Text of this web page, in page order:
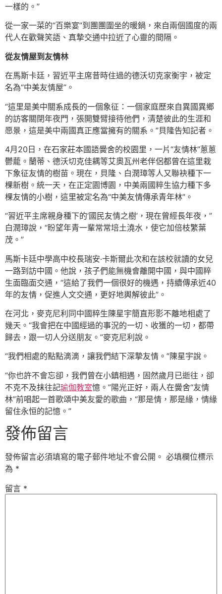
一樣的。”
從一家一菜的“百樂宴”到團團圍坐的暖鍋，來自兩個國度的兩
代人在歡聲笑語、真摯交通中拉近了心靈的間隔。
從友情屋到友情林
在馬斯卡廷，習近平主席昔時住過的德沃切克家衡宇，被定
名為“中美友情屋”。
“這里是美中關系成長的一個象征：一個家庭歷來自異國異鄉
的訪客關閉年夜門，張開雙臂接待他們，清楚彼此的生涯和
愿景，這是美中兩國真正應當擁有的關系。”貝隆告知記者。
4月20日，在石家莊本國語黌舍的校園里，一片“友情林”蔥蔥
鬱蘢。蘭蒂、德沃切克佳耦等艾奧瓦州老伴侶都曾在這里栽
下象征友情的樹苗。現在，貝隆、白潤璋等人又聯袂種下一
棵新樹。統一天，在正定園博園，中美兩國粹生協力種下多
棵友情的小樹，這里被定名為“中美友情傳承青年林”。
“習近平主席親身種下的‘國民友情之樹’，現在曾經長年夜，”
白潤璋說，“盼望年青一輩常常培土澆水，使它加倍枝繁葉
茂。”
馬斯卡廷中學高中校長瑞安·卡斯爾此次和在該校就讀的女兒
一路到訪中國。他說，孩子們能無機會離開中國，與中國粹
生面臨面交通，“這給了我們一個很好的機遇，持續傳承近40
年的友情，促進人文交通，更好地輿解彼此”。
在河北，麥克尼利同中國粹生陳星宇簡直形影不離地相處了
幾天。“我會把在中國經過的事況的一切、收獲的一切，都帶
歸去，跟一切人分送朋友。”麥克尼利說。
“我們相處的點點滴滴，讓我們結下深摯友情。”陳星宇說。
“你也許不會忘卻，我們曾在小鎮相遇，固然歲月已逝往，卻
不克不及抹往記瑜伽教室憶。”陽光正好，兩人在黌舍“友情
林”前唱起一首歌頌中美友愛的歌曲，“那是情，那是緣，情緣
留住永恒的記憶。”
發佈留言
發佈留言必須填寫的電子郵件地址不會公開。 必填欄位標示
為 *
留言 *